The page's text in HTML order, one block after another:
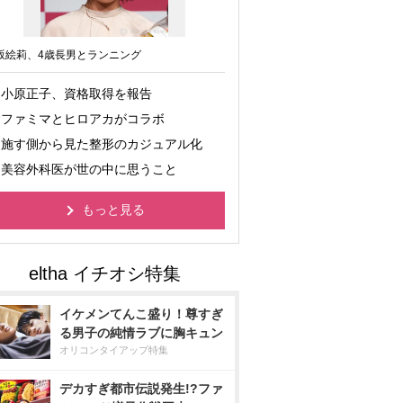
絵莉、4歳長男とランニング
小原正子、資格取得を報告
ファミマとヒロアカがコラボ
施す側から見た整形のカジュアル化
美容外科医が世の中に思うこと
もっと見る
イケメンてんこ盛り！尊すぎ
る男子の純情ラブに胸キュン
オリコンタイアップ特集
デカすぎ都市伝説発生!?ファ